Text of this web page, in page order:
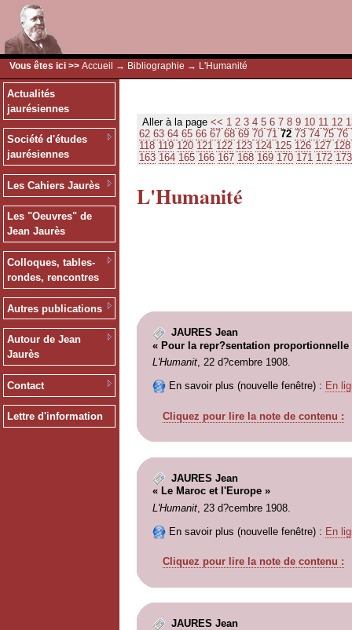
Vous êtes ici >> Accueil → Bibliographie → L'Humanité
Actualités
jaurésiennes
Société d'études
jaurésiennes
Les Cahiers Jaurès
Les "Oeuvres" de
Jean Jaurès
Colloques, tables-
rondes, rencontres
Autres publications
Autour de Jean
Jaurès
Contact
Lettre d'information
Aller à la page << 1 2 3 4 5 6 7 8 9 10 11 12
62 63 64 65 66 67 68 69 70 71 72 73 74 75 76
118 119 120 121 122 123 124 125 126 127 128
163 164 165 166 167 168 169 170 171 172 173
L'Humanité
JAURES Jean
« Pour la repr?sentation proportionnelle
L'Humanit, 22 d?cembre 1908.
En savoir plus (nouvelle fenêtre) : En
Cliquez pour lire la note de contenu :
JAURES Jean
« Le Maroc et l'Europe »
L'Humanit, 23 d?cembre 1908.
En savoir plus (nouvelle fenêtre) : En
Cliquez pour lire la note de contenu :
JAURES Jean